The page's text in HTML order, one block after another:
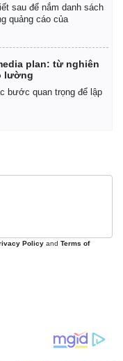
sau để nắm danh sách
quảng cáo của
plan: từ nghiên
lường
bước quan trọng để lập
Policy and Terms of